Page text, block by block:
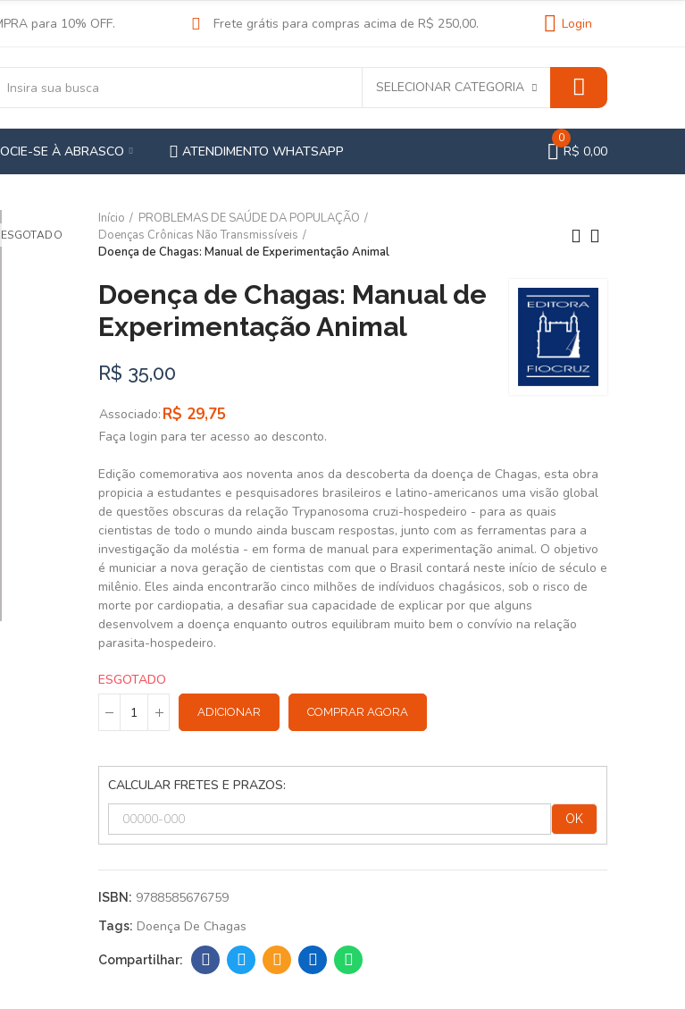
para 10% OFF. Frete grátis para compras acima de R$ 250,00. Login
SELECIONAR CATEGORIA
SE À ABRASCO ATENDIMENTO WHATSAPP
0
R$ 0,00
ESGOTADO
Início
PROBLEMAS DE SAÚDE DA POPULAÇÃO
Doenças Crônicas Não Transmissíveis
Doença de Chagas: Manual de Experimentação Animal
Doença de Chagas: Manual de
Experimentação Animal
R$ 35,00
Associado: R$ 29,75
Faça login para ter acesso ao desconto.
Edição comemorativa aos noventa anos da descoberta da doença de Chagas, esta obra
propicia a estudantes e pesquisadores brasileiros e latino-americanos uma visão global
de questões obscuras da relação Trypanosoma cruzi-hospedeiro - para as quais
cientistas de todo o mundo ainda buscam respostas, junto com as ferramentas para a
investigação da moléstia - em forma de manual para experimentação animal. O objetivo
é municiar a nova geração de cientistas com que o Brasil contará neste início de século e
milênio. Eles ainda encontrarão cinco milhões de indíviduos chagásicos, sob o risco de
morte por cardiopatia, a desafiar sua capacidade de explicar por que alguns
desenvolvem a doença enquanto outros equilibram muito bem o convívio na relação
parasita-hospedeiro.
ESGOTADO
ADICIONAR COMPRAR AGORA
CALCULAR FRETES E PRAZOS:
OK
ISBN: 9788585676759
Tags: Doença De Chagas